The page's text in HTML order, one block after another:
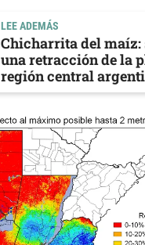
LEE ADEMÁS
Chicharrita del maíz:
una retracción de la
región central